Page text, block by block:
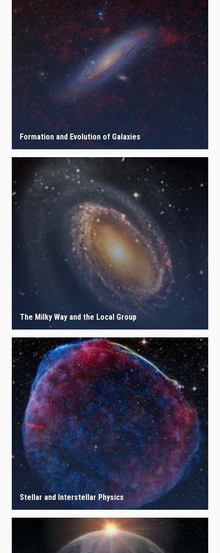
Formation and Evolution of Galaxies
The Milky Way and the Local Group
Stellar and Interstellar Physics